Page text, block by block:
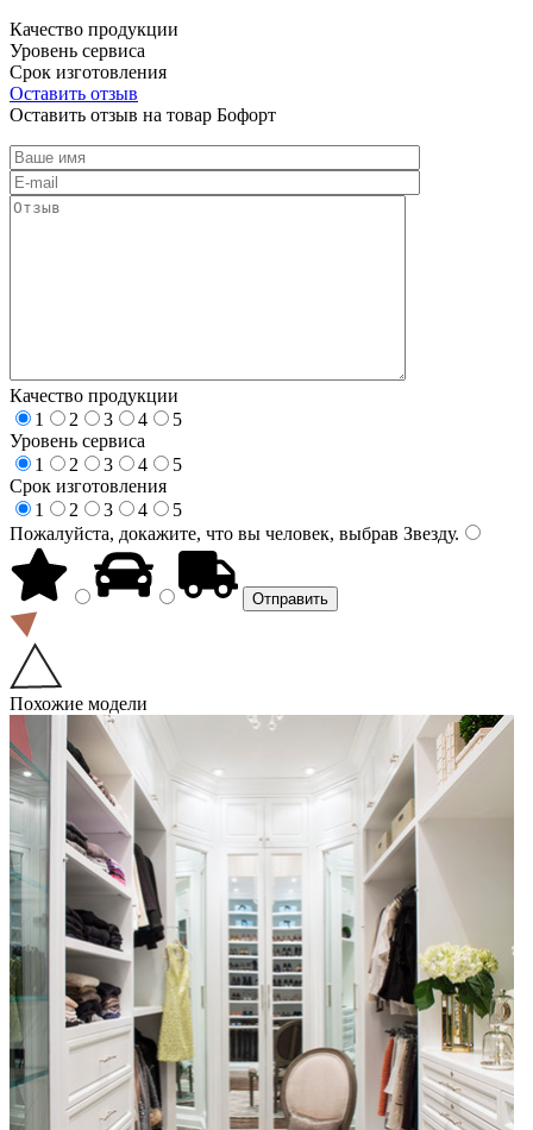
Качество продукции
Уровень сервиса
Срок изготовления
Оставить отзыв
Оставить отзыв на товар Бофорт
Качество продукции
1
2 3 4
5
Уровень сервиса
1
2 3 4
5
Срок изготовления
1
2 3 4
5
Пожалуйста, докажите, что вы человек, выбрав Звезду.
Похожие модели